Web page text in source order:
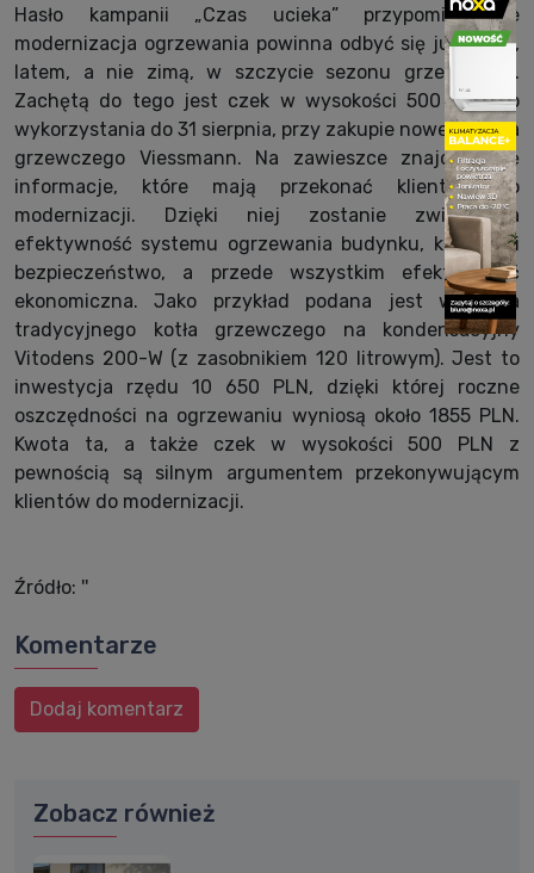
Hasło kampanii „Czas ucieka” przypomina, że
modernizacja ogrzewania powinna odbyć się już teraz,
latem, a nie zimą, w szczycie sezonu grzewczego.
Zachętą do tego jest czek w wysokości 500 PLN do
wykorzystania do 31 sierpnia, przy zakupie nowego kotła
grzewczego Viessmann. Na zawieszce znajdują się
informacje, które mają przekonać klientów do
modernizacji. Dzięki niej zostanie zwiększona
efektywność systemu ogrzewania budynku, komfort i
bezpieczeństwo, a przede wszystkim efektywność
ekonomiczna. Jako przykład podana jest wymiana
tradycyjnego kotła grzewczego na kondensacyjny
Vitodens 200-W (z zasobnikiem 120 litrowym). Jest to
inwestycja rzędu 10 650 PLN, dzięki której roczne
oszczędności na ogrzewaniu wyniosą około 1855 PLN.
Kwota ta, a także czek w wysokości 500 PLN z
pewnością są silnym argumentem przekonywującym
klientów do modernizacji.
Źródło: ''
Komentarze
Dodaj komentarz
Zobacz również